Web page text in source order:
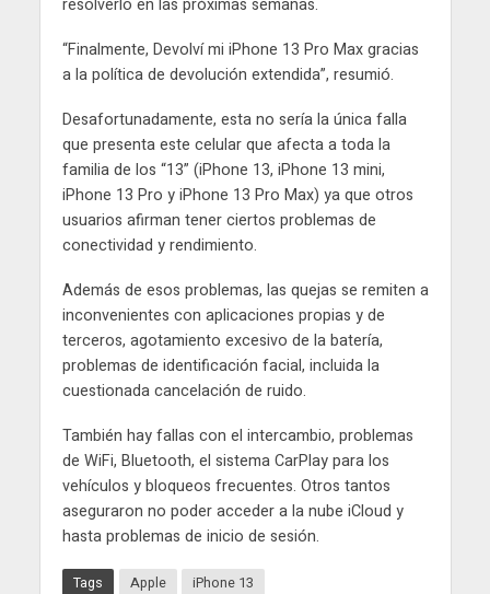
resolverlo en las próximas semanas.
“Finalmente, Devolví mi iPhone 13 Pro Max gracias
a la política de devolución extendida”, resumió.
Desafortunadamente, esta no sería la única falla
que presenta este celular que afecta a toda la
familia de los “13” (iPhone 13, iPhone 13 mini,
iPhone 13 Pro y iPhone 13 Pro Max) ya que otros
usuarios afirman tener ciertos problemas de
conectividad y rendimiento.
Además de esos problemas, las quejas se remiten a
inconvenientes con aplicaciones propias y de
terceros, agotamiento excesivo de la batería,
problemas de identificación facial, incluida la
cuestionada cancelación de ruido.
También hay fallas con el intercambio, problemas
de WiFi, Bluetooth, el sistema CarPlay para los
vehículos y bloqueos frecuentes. Otros tantos
aseguraron no poder acceder a la nube iCloud y
hasta problemas de inicio de sesión.
Tags Apple
iPhone 13